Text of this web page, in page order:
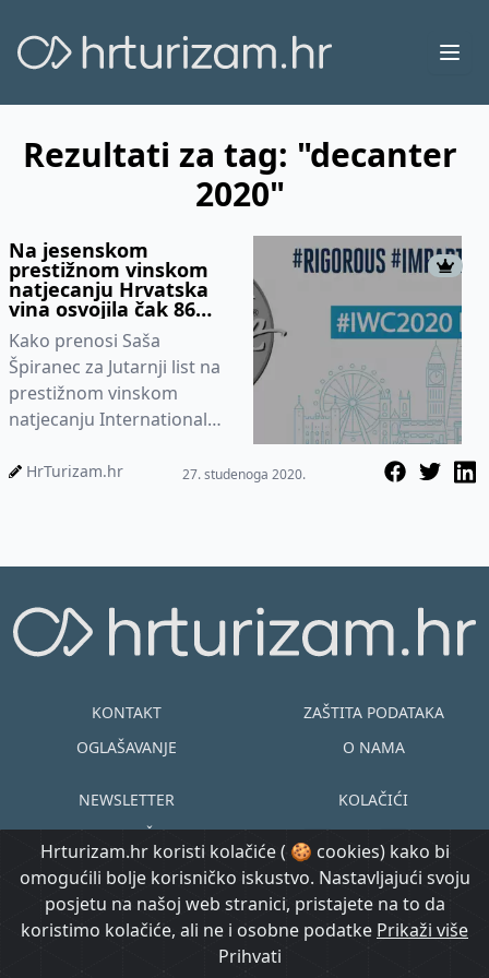
Rezultati za tag: "decanter
2020"
Na jesenskom
prestižnom vinskom
natjecanju Hrvatska
vina osvojila čak 86
medalja
Kako prenosi Saša
Špiranec za Jutarnji list na
prestižnom vinskom
natjecanju International
vina su ponovno briljirala
HrTurizam.hr 27. studenoga 2020.
Hrturizam.hr koristi kolačiće ( 🍪 cookies) kako bi
omogućili bolje korisničko iskustvo. Nastavljajući svoju
posjetu na našoj web stranici, pristajete na to da
koristimo kolačiće, ali ne i osobne podatke Prikaži više
Prihvati
KONTAKT
OGLAŠAVANJE
ZAŠTITA PODATAKA
O NAMA
NEWSLETTER
UVJETI KORIŠTENJA
KOLAČIĆI
EN HR
© Copyright
2015.-2026.
@ Created by
Morgan Code
Prijavi se